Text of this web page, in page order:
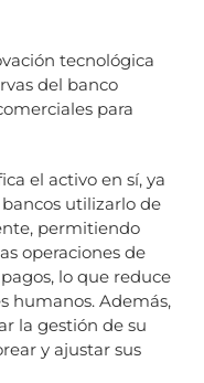
tecnológica
del banco
para
el activo en sí, ya
utilizarlo de
permitiendo
operaciones de
lo que reduce
humanos. Además,
la gestión de su
y ajustar sus